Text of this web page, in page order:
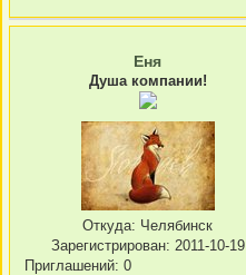
Еня
Душа компании!
Откуда: Челябинск
Зарегистрирован: 2011-10-19
Приглашений: 0